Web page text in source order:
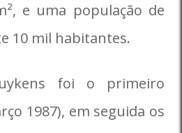
e uma população de
10 mil habitantes.
foi o primeiro
1987), em seguida os